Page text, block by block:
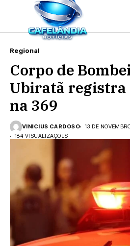
Regional
Corpo de
Ubiratã registra
na 369
VINICIUS CARDOSO
13 DE
184 VISUALIZAÇÕES